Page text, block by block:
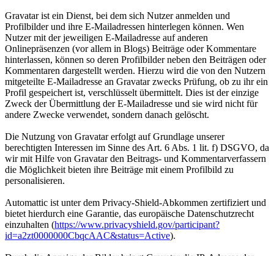
Gravatar ist ein Dienst, bei dem sich Nutzer anmelden und
Profilbilder und ihre E-Mailadressen hinterlegen können. Wen
Nutzer mit der jeweiligen E-Mailadresse auf anderen
Onlinepräsenzen (vor allem in Blogs) Beiträge oder Kommentare
hinterlassen, können so deren Profilbilder neben den Beiträgen oder
Kommentaren dargestellt werden. Hierzu wird die von den Nutzern
mitgeteilte E-Mailadresse an Gravatar zwecks Prüfung, ob zu ihr ein
Profil gespeichert ist, verschlüsselt übermittelt. Dies ist der einzige
Zweck der Übermittlung der E-Mailadresse und sie wird nicht für
andere Zwecke verwendet, sondern danach gelöscht.
Die Nutzung von Gravatar erfolgt auf Grundlage unserer
berechtigten Interessen im Sinne des Art. 6 Abs. 1 lit. f) DSGVO, da
wir mit Hilfe von Gravatar den Beitrags- und Kommentarverfassern
die Möglichkeit bieten ihre Beiträge mit einem Profilbild zu
personalisieren.
Automattic ist unter dem Privacy-Shield-Abkommen zertifiziert und
bietet hierdurch eine Garantie, das europäische Datenschutzrecht
einzuhalten (https://www.privacyshield.gov/participant?
id=a2zt0000000CbqcAAC&status=Active).